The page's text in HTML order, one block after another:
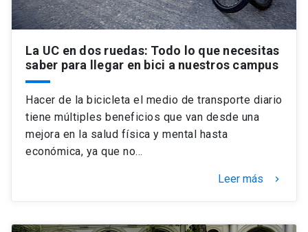
La UC en dos ruedas: Todo lo que necesitas
saber para llegar en bici a nuestros campus
Hacer de la bicicleta el medio de transporte diario
tiene múltiples beneficios que van desde una
mejora en la salud física y mental hasta
económica, ya que no…
Leer más keyboard_arrow_right